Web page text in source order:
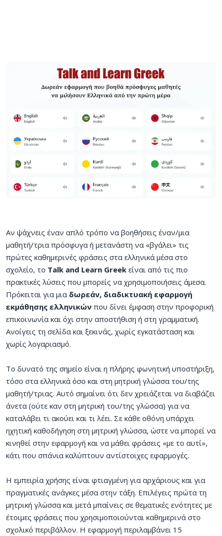
Αν ψάχνεις έναν απλό τρόπο να βοηθήσεις έναν/μια
μαθητή/τρια πρόσφυγα ή μετανάστη να «βγάλει» τις
πρώτες καθημερινές φράσεις στα ελληνικά μέσα στο
σχολείο, το Talk and Learn Greek είναι από τις πιο
πρακτικές λύσεις που μπορείς να χρησιμοποιήσεις άμεσα.
Πρόκειται για μια δωρεάν, διαδικτυακή εφαρμογή
εκμάθησης ελληνικών που δίνει έμφαση στην προφορική
επικοινωνία και όχι στην αποστήθιση ή στη γραμματική.
Ανοίγεις τη σελίδα και ξεκινάς, χωρίς εγκατάσταση και
χωρίς λογαριασμό.
Το δυνατό της σημείο είναι η πλήρης φωνητική υποστήριξη,
τόσο στα ελληνικά όσο και στη μητρική γλώσσα του/της
μαθητή/τριας. Αυτό σημαίνει ότι δεν χρειάζεται να διαβάζει
άνετα (ούτε καν στη μητρική του/της γλώσσα) για να
καταλάβει τι ακούει και τι λέει. Σε κάθε οθόνη υπάρχει
ηχητική καθοδήγηση στη μητρική γλώσσα, ώστε να μπορεί να
κινηθεί στην εφαρμογή και να μάθει φράσεις «με το αυτί»,
κάτι που σπάνια καλύπτουν αντίστοιχες εφαρμογές.
Η εμπειρία χρήσης είναι φτιαγμένη για αρχάριους και για
πραγματικές ανάγκες μέσα στην τάξη. Επιλέγεις πρώτα τη
μητρική γλώσσα και μετά μπαίνεις σε θεματικές ενότητες με
έτοιμες φράσεις που χρησιμοποιούνται καθημερινά στο
σχολικό περιβάλλον. Η εφαρμογή περιλαμβάνει 15